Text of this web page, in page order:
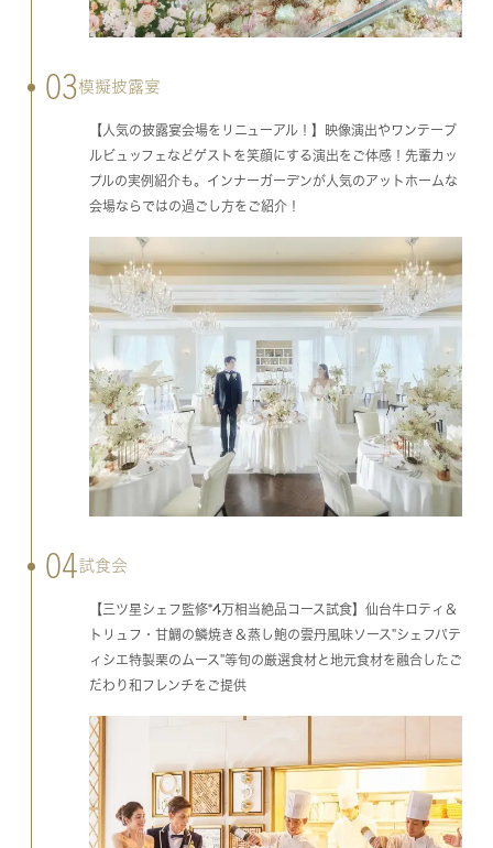
03模擬披露宴
【人気の披露宴会場をリニューアル！】映像演出やワンテーブ
ルビュッフェなどゲストを笑顔にする演出をご体感！先輩カッ
プルの実例紹介も。インナーガーデンが人気のアットホームな
会場ならではの過ごし方をご紹介！
04試食会
【三ツ星シェフ監修*4万相当絶品コース試食】仙台牛ロティ＆
トリュフ・甘鯛の鱗焼き＆蒸し鮑の雲丹風味ソース"シェフパテ
ィシエ特製栗のムース"等旬の厳選食材と地元食材を融合したご
だわり和フレンチをご提供